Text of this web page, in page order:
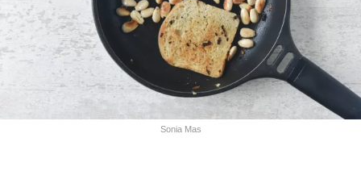
Sonia Mas